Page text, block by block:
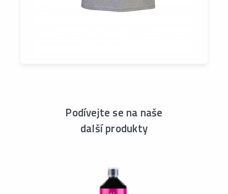
Podívejte se na naše
další produkty